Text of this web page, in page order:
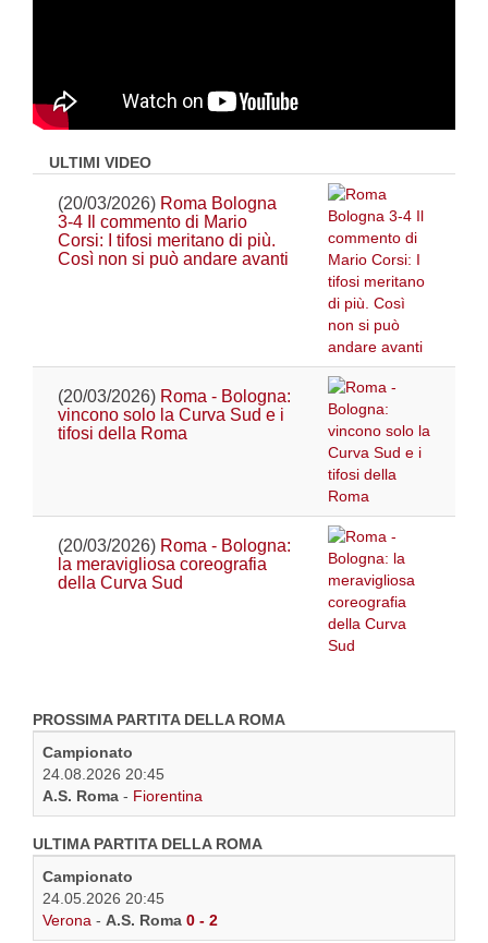
ULTIMI VIDEO
(20/03/2026) Roma Bologna
3-4 Il commento di Mario
Corsi: I tifosi meritano di più.
Così non si può andare avanti
(20/03/2026) Roma - Bologna:
vincono solo la Curva Sud e i
tifosi della Roma
(20/03/2026) Roma - Bologna:
la meravigliosa coreografia
della Curva Sud
PROSSIMA PARTITA DELLA ROMA
Campionato
24.08.2026 20:45
A.S. Roma - Fiorentina
ULTIMA PARTITA DELLA ROMA
Campionato
24.05.2026 20:45
Verona - A.S. Roma 0 - 2